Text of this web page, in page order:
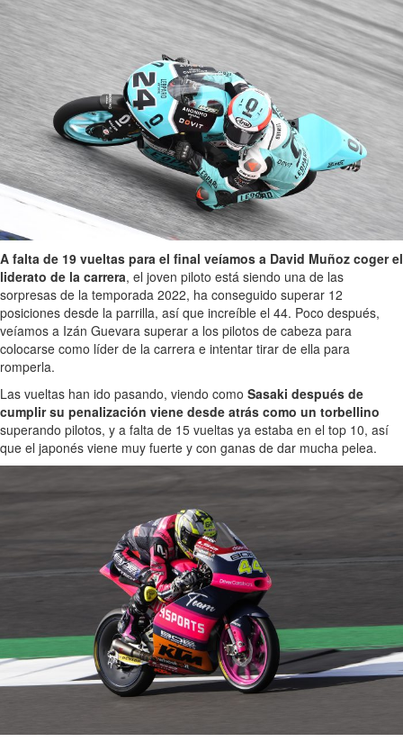
A falta de 19 vueltas para el final veíamos a David Muñoz coger el
liderato de la carrera, el joven piloto está siendo una de las
sorpresas de la temporada 2022, ha conseguido superar 12
posiciones desde la parrilla, así que increíble el 44. Poco después,
veíamos a Izán Guevara superar a los pilotos de cabeza para
colocarse como líder de la carrera e intentar tirar de ella para
romperla.
Las vueltas han ido pasando, viendo como Sasaki después de
cumplir su penalización viene desde atrás como un torbellino
superando pilotos, y a falta de 15 vueltas ya estaba en el top 10, así
que el japonés viene muy fuerte y con ganas de dar mucha pelea.